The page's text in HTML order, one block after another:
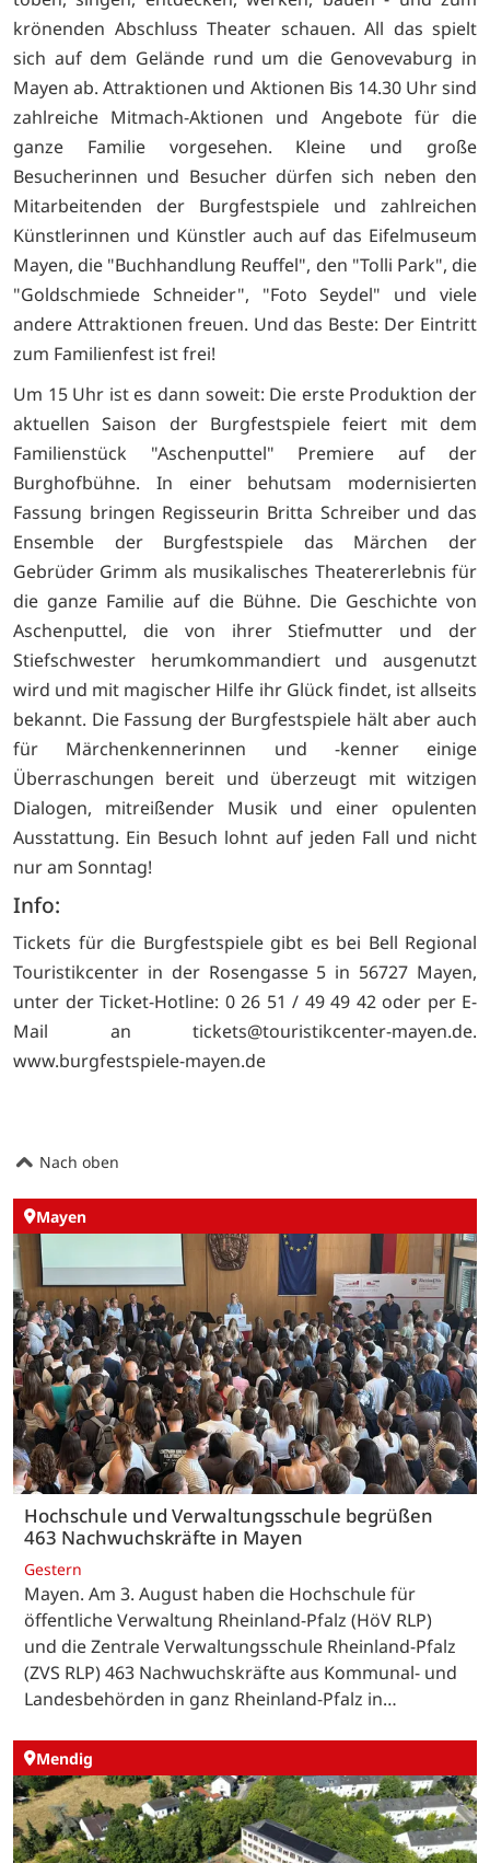
krönenden Abschluss Theater schauen. All das spielt
sich auf dem Gelände rund um die Genovevaburg in
Mayen ab. Attraktionen und Aktionen Bis 14.30 Uhr sind
zahlreiche Mitmach-Aktionen und Angebote für die
ganze Familie vorgesehen. Kleine und große
Besucherinnen und Besucher dürfen sich neben den
Mitarbeitenden der Burgfestspiele und zahlreichen
Künstlerinnen und Künstler auch auf das Eifelmuseum
Mayen, die "Buchhandlung Reuffel", den "Tolli Park", die
"Goldschmiede Schneider", "Foto Seydel" und viele
andere Attraktionen freuen. Und das Beste: Der Eintritt
zum Familienfest ist frei!
Um 15 Uhr ist es dann soweit: Die erste Produktion der
aktuellen Saison der Burgfestspiele feiert mit dem
Familienstück "Aschenputtel" Premiere auf der
Burghofbühne. In einer behutsam modernisierten
Fassung bringen Regisseurin Britta Schreiber und das
Ensemble der Burgfestspiele das Märchen der
Gebrüder Grimm als musikalisches Theatererlebnis für
die ganze Familie auf die Bühne. Die Geschichte von
Aschenputtel, die von ihrer Stiefmutter und der
Stiefschwester herumkommandiert und ausgenutzt
wird und mit magischer Hilfe ihr Glück findet, ist allseits
bekannt. Die Fassung der Burgfestspiele hält aber auch
für Märchenkennerinnen und -kenner einige
Überraschungen bereit und überzeugt mit witzigen
Dialogen, mitreißender Musik und einer opulenten
Ausstattung. Ein Besuch lohnt auf jeden Fall und nicht
nur am Sonntag!
Info:
Tickets für die Burgfestspiele gibt es bei Bell Regional
Touristikcenter in der Rosengasse 5 in 56727 Mayen,
unter der Ticket-Hotline: 0 26 51 / 49 49 42 oder per E-
Mail an tickets@touristikcenter-mayen.de.
www.burgfestspiele-mayen.de
Nach oben
Mayen
Hochschule und Verwaltungsschule begrüßen
463 Nachwuchskräfte in Mayen
Gestern
Mayen. Am 3. August haben die Hochschule für
öffentliche Verwaltung Rheinland-Pfalz (HöV RLP)
und die Zentrale Verwaltungsschule Rheinland-Pfalz
(ZVS RLP) 463 Nachwuchskräfte aus Kommunal- und
Landesbehörden in ganz Rheinland-Pfalz in…
Mendig